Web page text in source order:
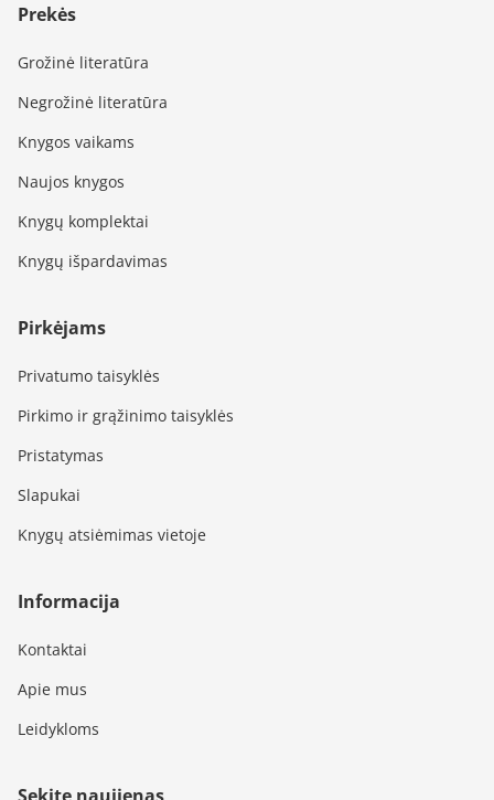
Prekės
Grožinė literatūra
Negrožinė literatūra
Knygos vaikams
Naujos knygos
Knygų komplektai
Knygų išpardavimas
Pirkėjams
Privatumo taisyklės
Pirkimo ir grąžinimo taisyklės
Pristatymas
Slapukai
Knygų atsiėmimas vietoje
Informacija
Kontaktai
Apie mus
Leidykloms